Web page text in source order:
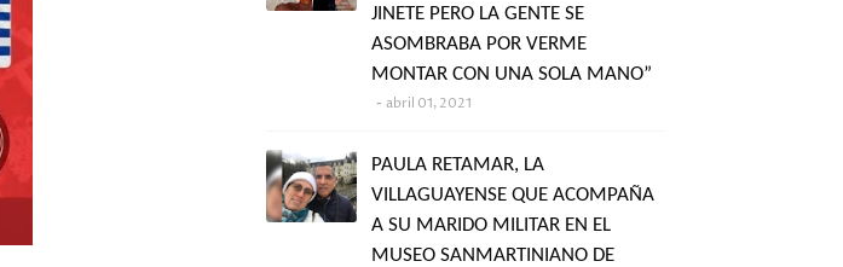
JINETE PERO LA GENTE SE
ASOMBRABA POR VERME
MONTAR CON UNA SOLA MANO”
abril 01, 2021
PAULA RETAMAR, LA
VILLAGUAYENSE QUE ACOMPAÑA
A SU MARIDO MILITAR EN EL
MUSEO SANMARTINIANO DE